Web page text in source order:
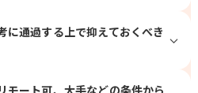
に通過する上で抑えておくべき
モート可、大手などの条件から